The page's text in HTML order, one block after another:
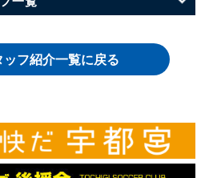
祐太
ッフ紹介一覧に戻る